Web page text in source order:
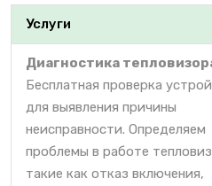
Услуги
Диагностика
Бесплатная проверка
для выявления причины
неисправности. Определяем
проблемы в работе
такие как отказ включения,